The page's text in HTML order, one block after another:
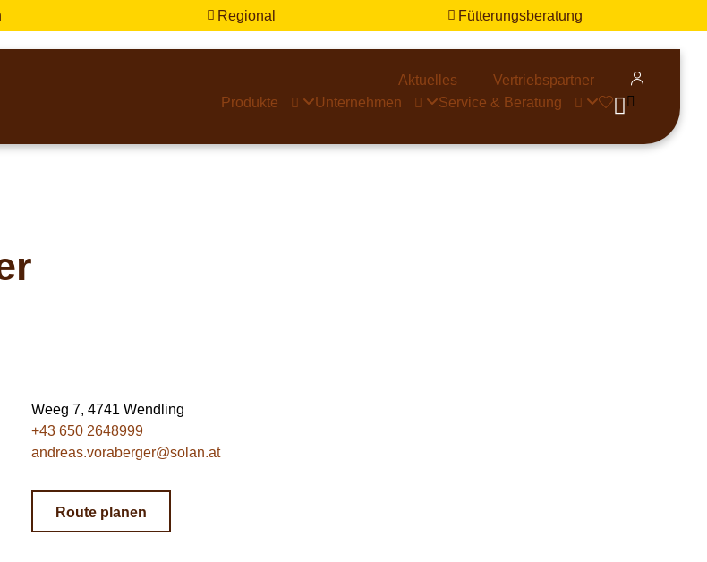
 Regional  Fütterungsberatung
Aktuelles Vertriebspartner 
Produkte  Unternehmen  Service & Beratung   
Weeg 7, 4741 Wendling
+43 650 2648999
andreas.voraberger@solan.at
Route planen